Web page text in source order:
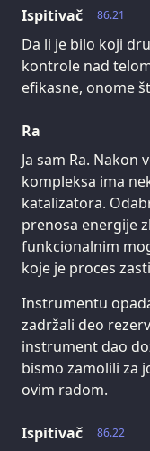
86.21
Ispitivač
Da li je bilo koji
kontrole nad
efikasne, onome
Ra
Ja sam Ra. Nakon
kompleksa ima
katalizatora.
prenosa energije
funkcionalnim
koje je proces
Instrumentu
zadržali deo
instrument dao
bismo zamolili za
ovim radom.
86.22
Ispitivač